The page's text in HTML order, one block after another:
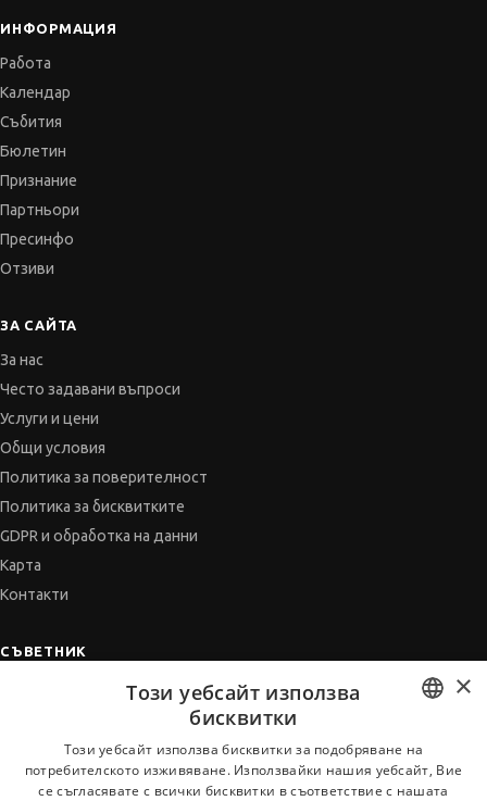
ИНФОРМАЦИЯ
Работа
Календар
Събития
Бюлетин
Признание
Партньори
Пресинфо
Отзиви
ЗА САЙТА
За нас
Често задавани въпроси
Услуги и цени
Общи условия
Политика за поверителност
Политика за бисквитките
GDPR и обработка на данни
Карта
Контакти
СЪВЕТНИК
Автобиографията
Интервю за работа
Когато получим оферта
BULGARIAN
ENGLISH
×
Този уебсайт използва
бисквитки
Този уебсайт използва бисквитки за подобряване на
потребителското изживяване. Използвайки нашия уебсайт, Вие
се съгласявате с всички бисквитки в съответствие с нашата